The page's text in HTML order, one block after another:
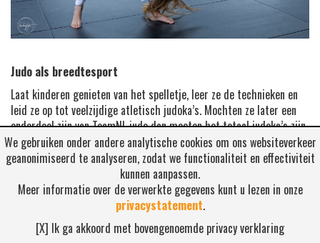
Judo als breedtesport
Laat kinderen genieten van het spelletje, leer ze de technieken en
leid ze op tot veelzijdige atletisch judoka’s. Mochten ze later een
onderdeel zijn van TeamNL judo dan moeten het totaal judoka’s zijn.
Die de vaardigheden in grond en staande tot in perfectie beheersen
en deze ook nog in combinatie kunnen smelten tot één geheel. Die
alle facetten van het judo begrijpen, die zowel naar voren als naar
achter kunnen werpen, die een aanval op links en rechts kunnen
maken en die dit in alle souplesse tot een combinatie kunnen
maken. Breedtesport gaat niet over winnen en verliezen, het gaat
niet om het resultaat en zeker niet om kracht en tactisch inzicht.
We gebruiken onder andere analytische cookies om ons websiteverkeer
geanonimiseerd te analyseren, zodat we functionaliteit en effectiviteit
kunnen aanpassen.
Meer informatie over de verwerkte gegevens kunt u lezen in onze
privacystatement.
[X] Ik ga akkoord met bovengenoemde privacy verklaring